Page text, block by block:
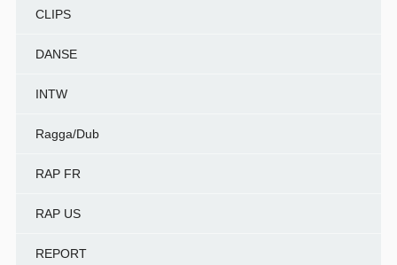
CLIPS
DANSE
INTW
Ragga/Dub
RAP FR
RAP US
REPORT